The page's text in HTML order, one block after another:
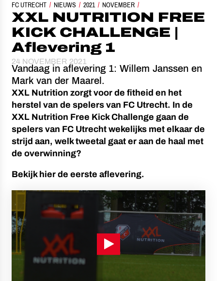
FC UTRECHT NIEUWS 2021 NOVEMBER
XXL NUTRITION FREE KICK CHALLENGE | AFLEVERING 1
XXL NUTRITION FREE
KICK CHALLENGE |
Aflevering 1
24 NOVEMBER 2021
Vandaag in aflevering 1: Willem Janssen en
Mark van der Maarel.
XXL Nutrition zorgt voor de fitheid en het
herstel van de spelers van FC Utrecht. In de
XXL Nutrition Free Kick Challenge gaan de
spelers van FC Utrecht wekelijks met elkaar de
strijd aan, welk tweetal gaat er aan de haal met
de overwinning?
Bekijk hier de eerste aflevering.